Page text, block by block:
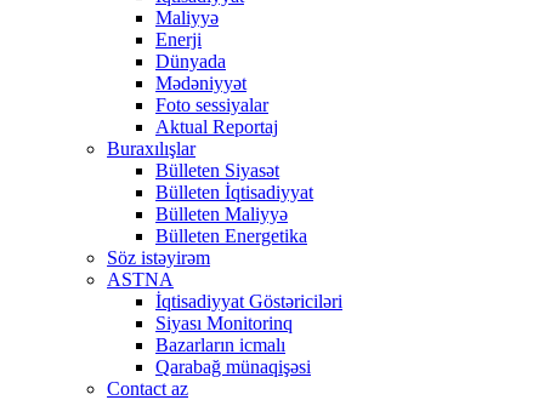
Maliyyə
Enerji
Dünyada
Mədəniyyət
Foto sessiyalar
Aktual Reportaj
Buraxılışlar
Bülleten Siyasət
Bülleten İqtisadiyyat
Bülleten Maliyyə
Bülleten Energetika
Söz istəyirəm
ASTNA
İqtisadiyyat Göstəriciləri
Siyası Monitorinq
Bazarların icmalı
Qarabağ münaqişəsi
Contact az